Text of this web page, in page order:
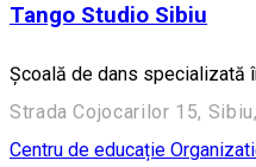
Tango Studio Sibiu
Școală de dans specializată
Strada Cojocarilor 15,
Centru de educație